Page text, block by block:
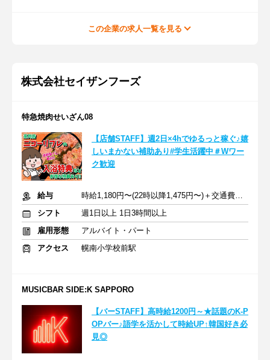
この企業の求人一覧を見る
株式会社セイザンフーズ
特急焼肉せいざん08
【店舗STAFF】週2日×4hでゆるっと稼ぐ♪嬉
しいまかない補助あり#学生活躍中＃Wワー
ク歓迎
給与
時給1,180円〜(22時以降1,475円〜)＋交通費あり★
シフト
週1日以上 1日3時間以上
雇用形態
アルバイト・パート
アクセス
幌南小学校前駅
MUSICBAR SIDE:K SAPPORO
【バーSTAFF】高時給1200円～★話題のK-P
OPバー♪語学を活かして時給UP↑韓国好き必
見◎